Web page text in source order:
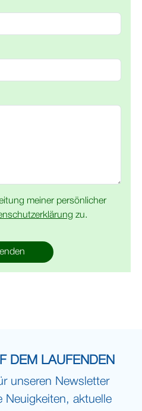
meiner persönlicher
zu.
DEM LAUFENDEN
unseren Newsletter
Neuigkeiten, aktuelle